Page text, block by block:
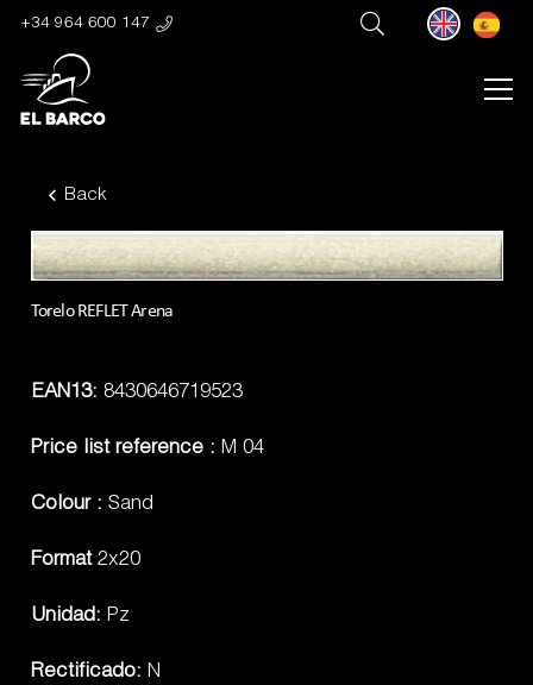
+34 964 600 147
Back
Torelo REFLET Arena
EAN13: 8430646719523
Price list reference : M 04
Colour : Sand
Format 2x20
Unidad: Pz
Rectificado: N